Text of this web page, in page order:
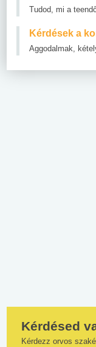
Tudod, mi a
Kérdések a
Aggodalmak,
Kérdésed
Kérdezz orvos